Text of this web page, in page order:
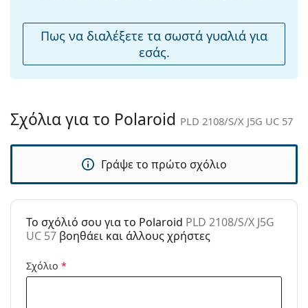
Εξερευνήστε την πλήρη γκάμαγυαλιών ηλίουγια να
βρείτε περισσότερα μοντέλα από δημοφιλείς μάρκες.
άρθρωση:
Όχι
Αξεσουάρ
Πανί
καθαρισμού:
Ναι
Τύπος:
Ανδρικά
Μάρκα:
Polaroid
PLD 2108/S/X J5G UC 57
Πως να διαλέξετε τα σωστά γυαλιά για
εσάς.
Σχόλια για το Polaroid PLD 2108/S/X J5G UC 57
Γράψε το πρώτο σχόλιο
To σχόλιό σου για το Polaroid PLD 2108/S/X J5G
UC 57 βοηθάει και άλλους χρήστες
Σχόλιο *